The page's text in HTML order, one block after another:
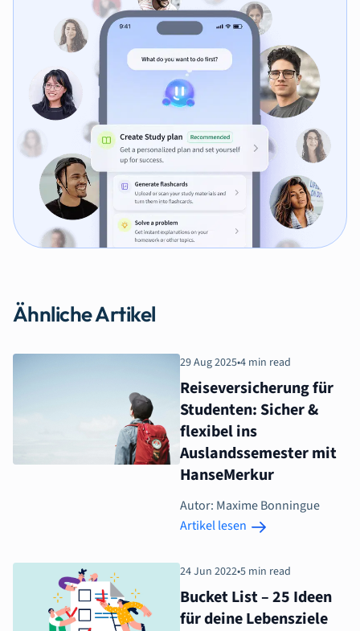
Ähnliche Artikel
29 Aug 2025•4 min read
Reiseversicherung für
Studenten: Sicher &
flexibel ins
Auslandssemester mit
HanseMerkur
Autor: Maxime Bonningue
Artikel lesen
24 Jun 2022•5 min read
Bucket List – 25 Ideen
für deine Lebensziele